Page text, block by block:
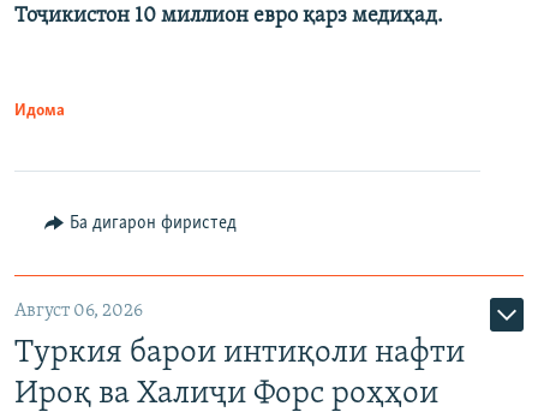
Тоҷикистон 10 миллион евро қарз медиҳад.
Идома
Ба дигарон фиристед
Август 06, 2026
Туркия барои интиқоли нафти
Ироқ ва Халиҷи Форс роҳҳои